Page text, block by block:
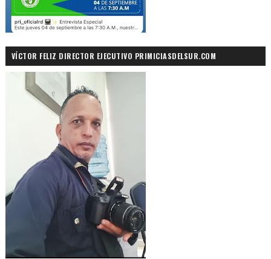
VÍCTOR FELIZ DIRECTOR EJECUTIVO PRIMICIASDELSUR.COM